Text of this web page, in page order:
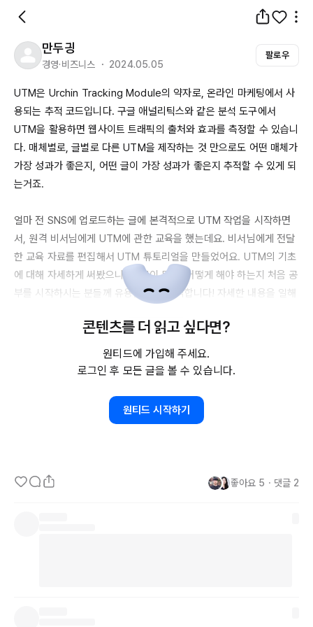
만두긩
경영·비즈니스 ・ 2024.05.05
팔로우
UTM은 Urchin Tracking Module의 약자로, 온라인 마케팅에서 사
UTM을 활용하면 웹사이트 트래픽의 출처와 효과를 측정할 수 있습니
다. 매체별로, 글별로 다른 UTM을 제작하는 것 만으로도 어떤 매체가
가장 성과가 좋은지, 어떤 글이 가장 성과가 좋은지 추적할 수 있게 되
는거죠.
얼마 전 SNS에 업로드하는 글에 본격적으로 UTM 작업을 시작하면
서, 원격 비서님에게 UTM에 관한 교육을 했는데요. 비서님에게 전달
한 교육 자료를 편집해서 UTM 튜토리얼을 만들었어요. UTM의 기초
에 대해 자세하게 써봤으니
UTM이 뭔지, 어떻게 해야 하는지 처음 공
부를 시작하시는 분들께 유용할 거라 생각합니다! 자세한 내용을 일해
🥟일잘러가 되고싶은 물만두입니다.
https://blog.working-moolmandoo.com/?
콘텐츠를 더 읽고 싶다면?
원티드에 가입해 주세요.
로그인 후 모든 글을 볼 수 있습니다.
원티드 시작하기
좋아요 5 ・ 댓글 2